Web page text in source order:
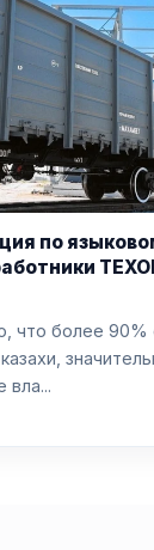
по
что более 90%
вла...